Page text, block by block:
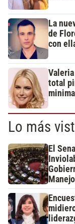
La
de
con
total
Lo más
El